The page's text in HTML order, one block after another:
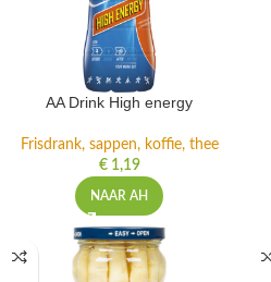
AA Drink High energy
Frisdrank, sappen, koffie, thee
€1,19
NAAR AH